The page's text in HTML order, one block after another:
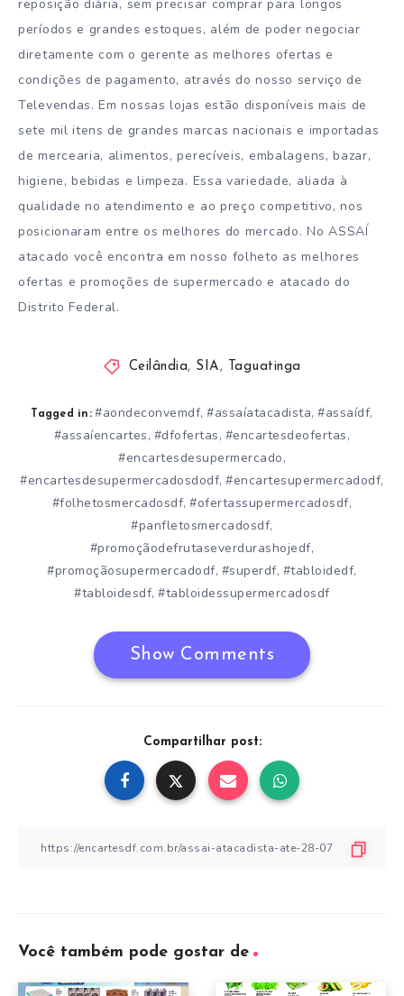
reposição diária, sem precisar comprar para longos
períodos e grandes estoques, além de poder negociar
diretamente com o gerente as melhores ofertas e
condições de pagamento, através do nosso serviço de
Televendas. Em nossas lojas estão disponíveis mais de
sete mil itens de grandes marcas nacionais e importadas
de mercearia, alimentos, perecíveis, embalagens, bazar,
higiene, bebidas e limpeza. Essa variedade, aliada à
qualidade no atendimento e ao preço competitivo, nos
posicionaram entre os melhores do mercado. No ASSAÍ
atacado você encontra em nosso folheto as melhores
ofertas e promoções de supermercado e atacado do
Distrito Federal.
Ceilândia, SIA, Taguatinga
Tagged in: #aondeconvemdf,#assaíatacadista,#assaídf,
#assaíencartes, #dfofertas, #encartesdeofertas,
#encartesdesupermercado,
#encartesdesupermercadosdodf,#encartesupermercadodf,
#folhetosmercadosdf,#ofertassupermercadosdf,
#panfletosmercadosdf,
#promoçãodefrutaseverdurashojedf,
#promoçãosupermercadodf, #superdf, #tabloidedf,
#tabloidesdf,#tabloidessupermercadosdf
Show Comments
Compartilhar post:
Você também pode gostar de